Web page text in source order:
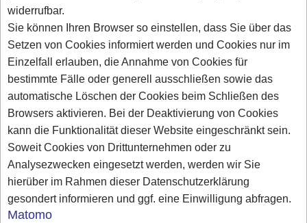
widerrufbar.
Sie können Ihren Browser so einstellen, dass Sie über das
Setzen von Cookies informiert werden und Cookies nur im
Einzelfall erlauben, die Annahme von Cookies für
bestimmte Fälle oder generell ausschließen sowie das
automatische Löschen der Cookies beim Schließen des
Browsers aktivieren. Bei der Deaktivierung von Cookies
kann die Funktionalität dieser Website eingeschränkt sein.
Soweit Cookies von Drittunternehmen oder zu
Analysezwecken eingesetzt werden, werden wir Sie
hierüber im Rahmen dieser Datenschutzerklärung
gesondert informieren und ggf. eine Einwilligung abfragen.
Matomo